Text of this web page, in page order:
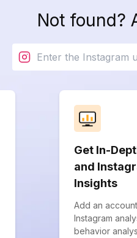
Not found?
Get In-
and
Insights
Add an
Instagram
behavior